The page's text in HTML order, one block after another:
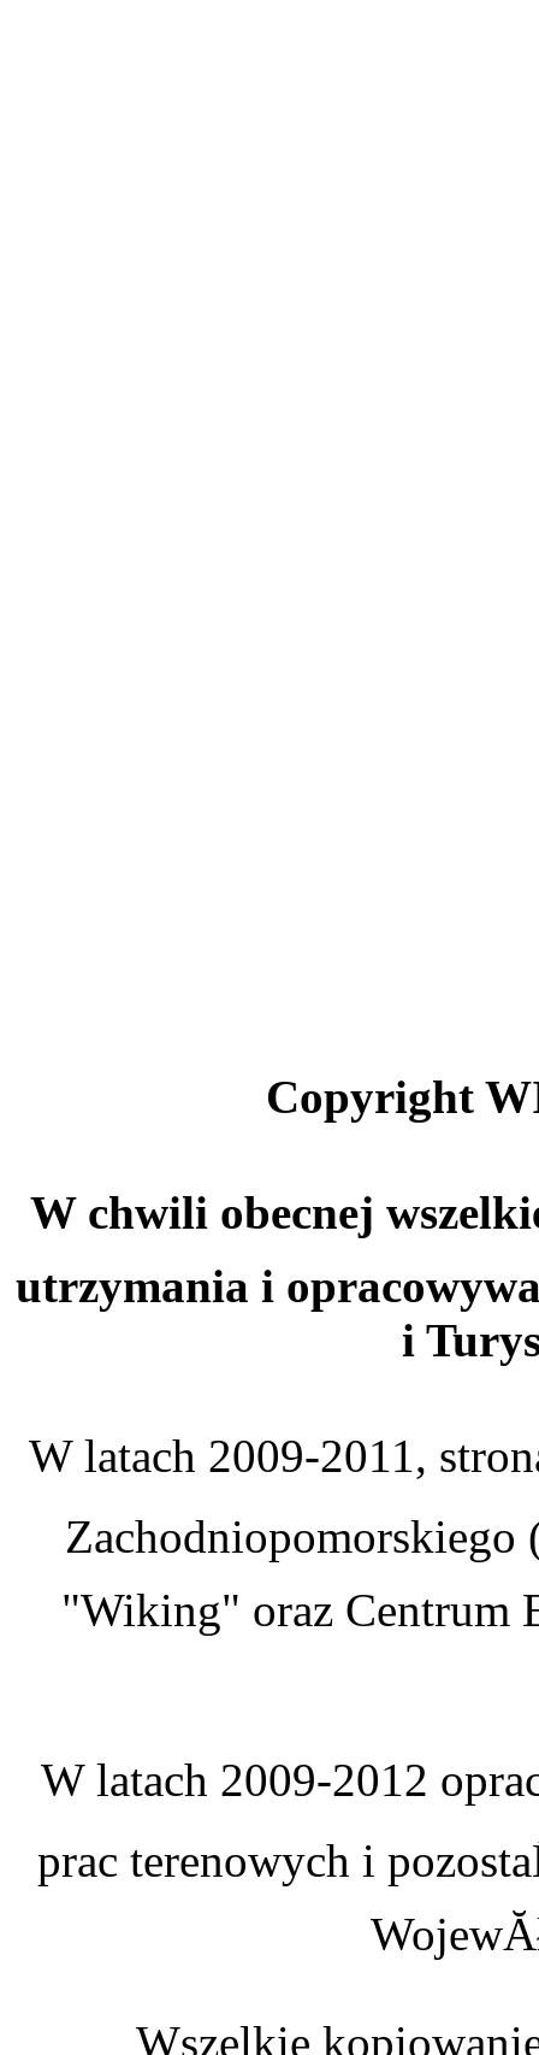
Copyright
W chwili obecnej
utrzymania i
i
W latach 2009-2011,
Zachodniopomorskiego
"Wiking" oraz
W latach 2009-2012
prac terenowych i
Wszelkie